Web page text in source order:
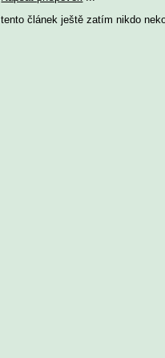
tento článek ještě zatím nikdo